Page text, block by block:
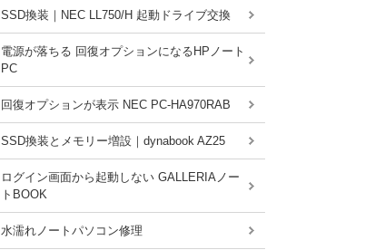
SSD換装｜NEC LL750/H 起動ドライブ交換
電源が落ちる 回復オプションになるHPノート
PC
回復オプションが表示 NEC PC-HA970RAB
SSD換装とメモリー増設｜dynabook AZ25
ログイン画面から起動しない GALLERIAノー
トBOOK
水濡れノートパソコン修理